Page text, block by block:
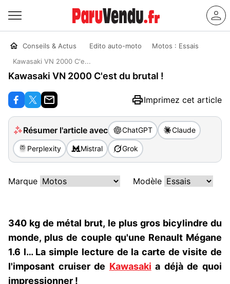
Conseils & Actus Edito auto-moto
Motos : Essais
Kawasaki VN 2000 C'e...
Kawasaki VN 2000 C'est du brutal !
Imprimez cet article
Résumer l'article avec ChatGPT Claude
Perplexity Mistral Grok
Marque Modèle
340 kg de métal brut, le plus gros bicylindre du
monde, plus de couple qu'une Renault Mégane
1.6 l… La simple lecture de la carte de visite de
l'imposant cruiser de Kawasaki a déjà de quoi
impressionner !